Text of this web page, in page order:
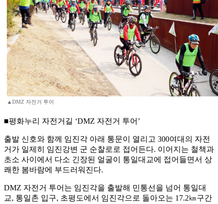
▲DMZ 자전거 투어
■평화누리 자전거길 ‘DMZ 자전거 투어’
출발 신호와 함께 임진각 아래 통문이 열리고 300여대의 자전
거가 일제히 임진강변 군 순찰로로 접어든다. 이어지는 철책과
초소 사이에서 다소 긴장된 얼굴이 통일대교에 접어들면서 상
쾌한 봄바람에 부드러워진다.
DMZ 자전거 투어는 임진각을 출발해 민통선을 넘어 통일대
교, 통일촌 입구, 초평도에서 임진각으로 돌아오는 17.2㎞구간